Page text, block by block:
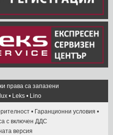
права са запазени
• Leks • Lino
• Гаранционни условия •
с включен ДДС
версия